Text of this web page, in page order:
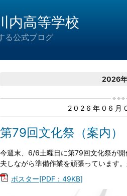
内高等学校
る公式ブログ
2026
2026年06月
第79回文化祭（案内）
今週末、6/6土曜日に第79回文化祭が
夫しながら準備作業を頑張っています
ポスター[PDF：49KB]